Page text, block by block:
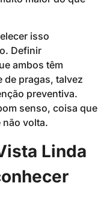
isso
Definir
ambos têm
de pragas, talvez
preventiva.
senso, coisa que
não volta.
Linda